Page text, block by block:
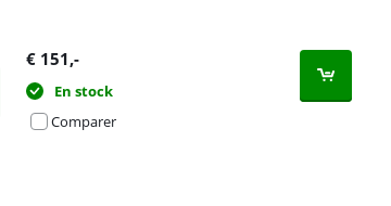
€ 151,-
En stock
Comparer